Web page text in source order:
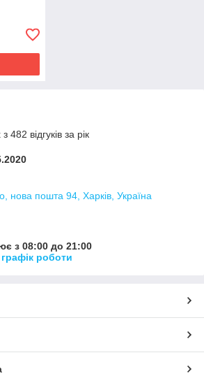
482 відгуків за рік
нова пошта 94, Харків, Україна
з 08:00 до 21:00
роботи